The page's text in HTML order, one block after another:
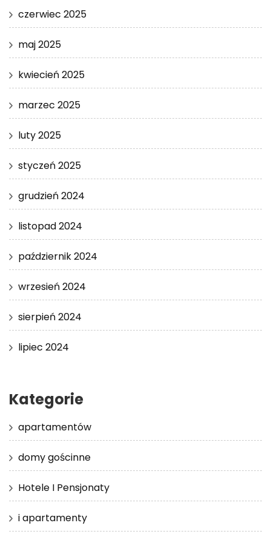
czerwiec 2025
maj 2025
kwiecień 2025
marzec 2025
luty 2025
styczeń 2025
grudzień 2024
listopad 2024
październik 2024
wrzesień 2024
sierpień 2024
lipiec 2024
Kategorie
apartamentów
domy gościnne
Hotele I Pensjonaty
i apartamenty